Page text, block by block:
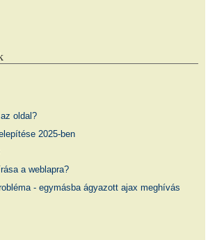
oldal?
2025-ben
a weblapra?
- egymásba ágyazott ajax meghívás